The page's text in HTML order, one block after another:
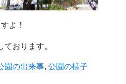
よ！
おります。
園の出来事, 公園の様子